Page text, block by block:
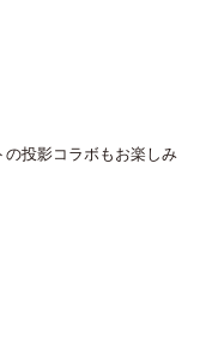
の投影コラボもお楽しみ